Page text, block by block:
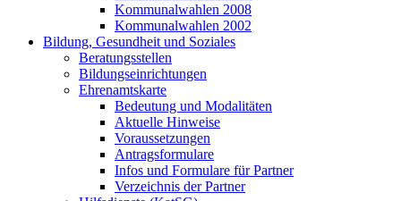
Kommunalwahlen 2008
Kommunalwahlen 2002
Bildung, Gesundheit und Soziales
Beratungsstellen
Bildungseinrichtungen
Ehrenamtskarte
Bedeutung und Modalitäten
Aktuelle Hinweise
Voraussetzungen
Antragsformulare
Infos und Formulare für Partner
Verzeichnis der Partner